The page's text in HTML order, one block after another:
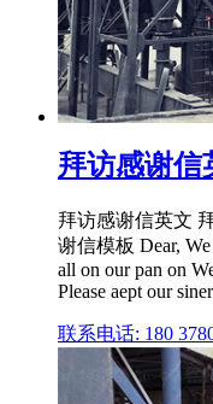
拜访感谢信
拜访感谢信英文
谢信模板 Dear, We
all on our pan on
Please aept our
联系电话: 180